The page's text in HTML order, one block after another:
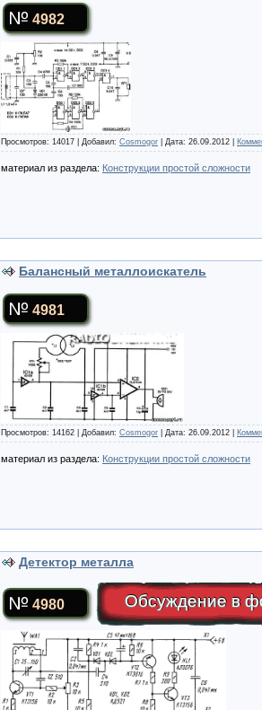
4982
Просмотров: 14017 | Добавил: Cosmogor | Дата: 26.09.2012
материал из раздела: Конструкции простой сложности
Балансный металлоискатель
4981
Просмотров: 14162 | Добавил: Cosmogor | Дата: 26.09.2012
материал из раздела: Конструкции простой сложности
Детектор металла
4980 Обсуждение в